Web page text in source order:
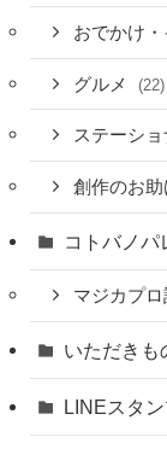
おでかけ
グルメ (22)
ステーシ
創作のお助
コトバノパ
マジカプロ
いただきも
LINEスタ